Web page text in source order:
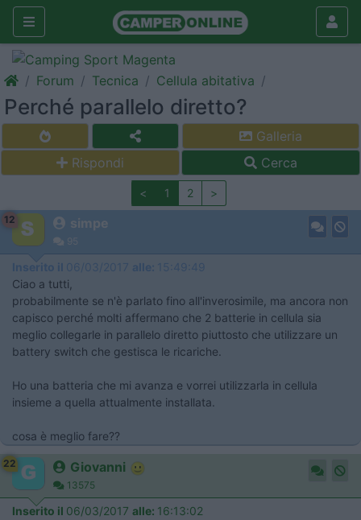
Forum Tecnica Cellula abitativa
Perché parallelo diretto?
Galleria
Rispondi
Cerca
< 1 2 >
12 simpe
95
Inserito il 06/03/2017 alle: 15:49:49
Ciao a tutti,
probabilmente se n'è parlato fino all'inverosimile, ma ancora non
capisco perché molti affermano che 2 batterie in cellula sia
meglio collegarle in parallelo diretto piuttosto che utilizzare un
battery switch che gestisca le ricariche.
Ho una batteria che mi avanza e vorrei utilizzarla in cellula
insieme a quella attualmente installata.
cosa è meglio fare??
22 Giovanni
13575
Inserito il 06/03/2017 alle: 16:13:02